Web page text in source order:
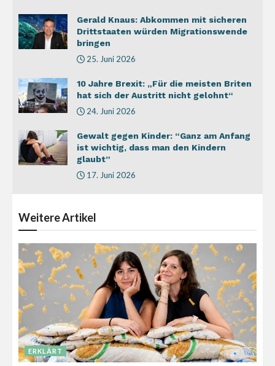
Gerald Knaus: Abkommen mit sicheren
Drittstaaten würden Migrationswende
bringen
25. Juni 2026
10 Jahre Brexit: „Für die meisten Briten
hat sich der Austritt nicht gelohnt“
24. Juni 2026
Gewalt gegen Kinder: “Ganz am Anfang
ist wichtig, dass man den Kindern
glaubt”
17. Juni 2026
WeitereArtikel
ERKLÄRT